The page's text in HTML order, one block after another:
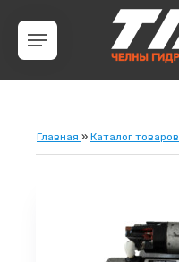
Главная » Каталог товаров